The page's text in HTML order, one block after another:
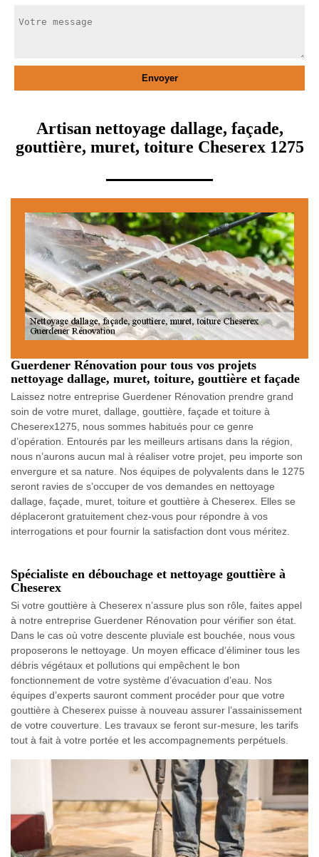
Artisan nettoyage dallage, façade,
gouttière, muret, toiture Cheserex 1275
Guerdener Rénovation pour tous vos projets
nettoyage dallage, muret, toiture, gouttière et façade
Laissez notre entreprise Guerdener Rénovation prendre grand
soin de votre muret, dallage, gouttière, façade et toiture à
Cheserex1275, nous sommes habitués pour ce genre
d’opération. Entourés par les meilleurs artisans dans la région,
nous n’aurons aucun mal à réaliser votre projet, peu importe son
envergure et sa nature. Nos équipes de polyvalents dans le 1275
seront ravies de s’occuper de vos demandes en nettoyage
dallage, façade, muret, toiture et gouttière à Cheserex. Elles se
déplaceront gratuitement chez-vous pour répondre à vos
interrogations et pour fournir la satisfaction dont vous méritez.
Spécialiste en débouchage et nettoyage gouttière à
Cheserex
Si votre gouttière à Cheserex n’assure plus son rôle, faites appel
à notre entreprise Guerdener Rénovation pour vérifier son état.
Dans le cas où votre descente pluviale est bouchée, nous vous
proposerons le nettoyage. Un moyen efficace d’éliminer tous les
débris végétaux et pollutions qui empêchent le bon
fonctionnement de votre système d’évacuation d’eau. Nos
équipes d’experts sauront comment procéder pour que votre
gouttière à Cheserex puisse à nouveau assurer l’assainissement
de votre couverture. Les travaux se feront sur-mesure, les tarifs
tout à fait à votre portée et les accompagnements perpétuels.